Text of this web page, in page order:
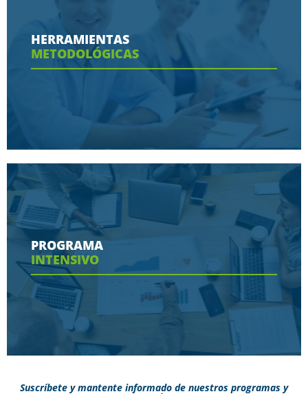
Conoce aquí las razones porque nos eligen
Ver más
HERRAMIENTAS
METODOLÓGICAS
Conoce aquí las herramientas con las que
contaras en tu programa
Ver más
PROGRAMA
INTENSIVO
Suscríbete y mantente informado de nuestros programas y